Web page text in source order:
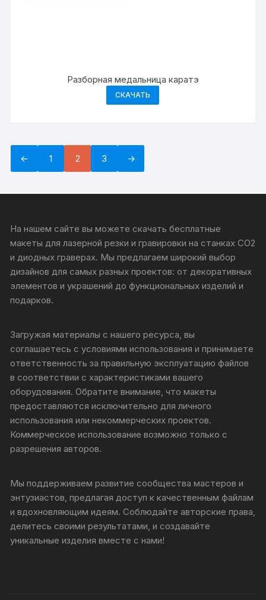
Разборная медальница каратэ
СКАЧАТЬ
← 1 2 3 →
На нашем сайте вы можете скачать бесплатные
макеты для лазерной резки и гравировки на станках CO2
и диодных граверах. Мы предлагаем широкий выбор
дизайнов для самых разных проектов: от декоративных
элементов и украшений до функциональных изделий и
подарков.
Загружая материалы с нашего ресурса, вы
соглашаетесь с условиями использования и принимаете
ответственность за правильную эксплуатацию файлов
в соответствии с характеристиками вашего
оборудования. Обратите внимание, что макеты
предоставляются исключительно для личного
использования или некоммерческих проектов.
Коммерческое использование возможно только с
разрешения авторов.
Мы поддерживаем развитие сообщества мастеров и
энтузиастов, предлагая доступ к качественным файлам
и вдохновляющим идеям. Соблюдайте авторские права,
делитесь своими результатами, и создавайте
уникальные изделия вместе с нами!